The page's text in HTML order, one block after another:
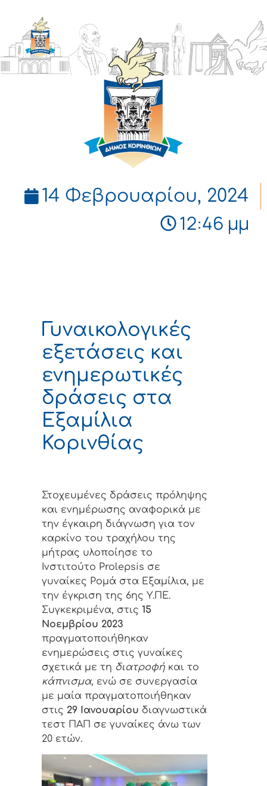
ΔΗΜΟΣ
ΚΟΡΙΝΘΙΩΝ
14 Φεβρουαρίου, 2024
12:46 μμ
Γυναικολογικές
εξετάσεις και
ενημερωτικές
δράσεις στα
Εξαμίλια
Κορινθίας
Στοχευμένες δράσεις πρόληψης
και ενημέρωσης αναφορικά με
την έγκαιρη διάγνωση για τον
καρκίνο του τραχήλου της
μήτρας υλοποίησε το
Ινστιτούτο Prolepsis σε
γυναίκες Ρομά στα Εξαμίλια, με
την έγκριση της 6ης Υ.ΠΕ.
Συγκεκριμένα, στις 15
Νοεμβρίου 2023
πραγματοποιήθηκαν
ενημερώσεις στις γυναίκες
σχετικά με τη διατροφή και το
κάπνισμα, ενώ σε συνεργασία
με μαία πραγματοποιήθηκαν
στις 29 Ιανουαρίου διαγνωστικά
τεστ ΠΑΠ σε γυναίκες άνω των
20 ετών.